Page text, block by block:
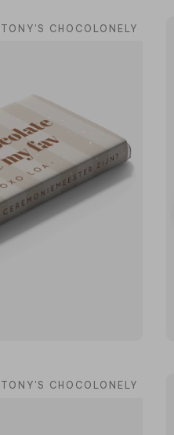
TONY'S CHOCOLONELY
TONY'S CHOCOLONELY